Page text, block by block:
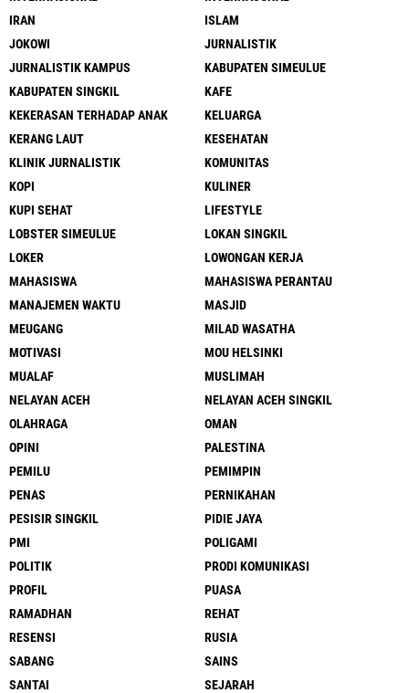
IRAN
ISLAM
JOKOWI
JURNALISTIK
JURNALISTIK KAMPUS
KABUPATEN SIMEULUE
KABUPATEN SINGKIL
KAFE
KEKERASAN TERHADAP ANAK
KELUARGA
KERANG LAUT
KESEHATAN
KLINIK JURNALISTIK
KOMUNITAS
KOPI
KULINER
KUPI SEHAT
LIFESTYLE
LOBSTER SIMEULUE
LOKAN SINGKIL
LOKER
LOWONGAN KERJA
MAHASISWA
MAHASISWA PERANTAU
MANAJEMEN WAKTU
MASJID
MEUGANG
MILAD WASATHA
MOTIVASI
MOU HELSINKI
MUALAF
MUSLIMAH
NELAYAN ACEH
NELAYAN ACEH SINGKIL
OLAHRAGA
OMAN
OPINI
PALESTINA
PEMILU
PEMIMPIN
PENAS
PERNIKAHAN
PESISIR SINGKIL
PIDIE JAYA
PMI
POLIGAMI
POLITIK
PRODI KOMUNIKASI
PROFIL
PUASA
RAMADHAN
REHAT
RESENSI
RUSIA
SABANG
SAINS
SANTAI
SEJARAH